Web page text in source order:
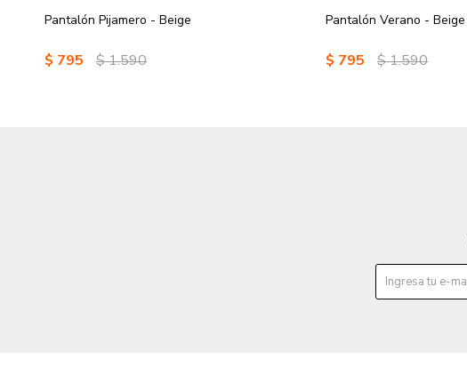
Pantalón Pijamero - Beige
$ 795 $1.590
Pantalón Verano - Beige
$ 795 $1.590